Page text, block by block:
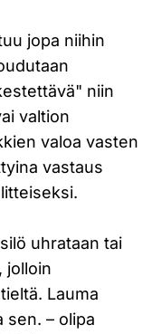
jopa niihin
niin
valtion
valoa vasten
vastaus
uhrataan tai
jolloin
Lauma
sen. – olipa